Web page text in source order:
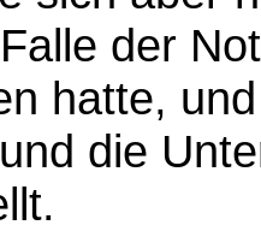
der
hatte,
die